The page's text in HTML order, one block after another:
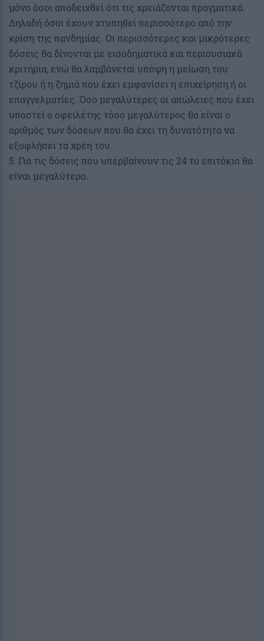
μόνο όσοι αποδειχθεί ότι τις χρειάζονται πραγματικά.
Δηλαδή όσοι έχουν χτυπηθεί περισσότερο από την
κρίση της πανδημίας. Οι περισσότερες και μικρότερες
δόσεις θα δίνονται με εισοδηματικά και περιουσιακά
κριτήρια, ενώ θα λαμβάνεται υπόψη η μείωση του
τζίρου ή η ζημιά που έχει εμφανίσει η επιχείρηση ή οι
επαγγελματίες. Όσο μεγαλύτερες οι απώλειες που έχει
υποστεί ο οφειλέτης τόσο μεγαλύτερος θα είναι ο
αριθμός των δόσεων που θα έχει τη δυνατότητα να
εξοφλήσει τα χρέη του.
5. Για τις δόσεις που υπερβαίνουν τις 24 το επιτόκιο θα
είναι μεγαλύτερο.